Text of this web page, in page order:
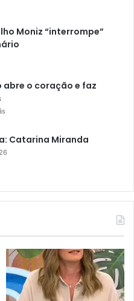
Moniz “interrompe”
abre o coração e faz
Catarina Miranda